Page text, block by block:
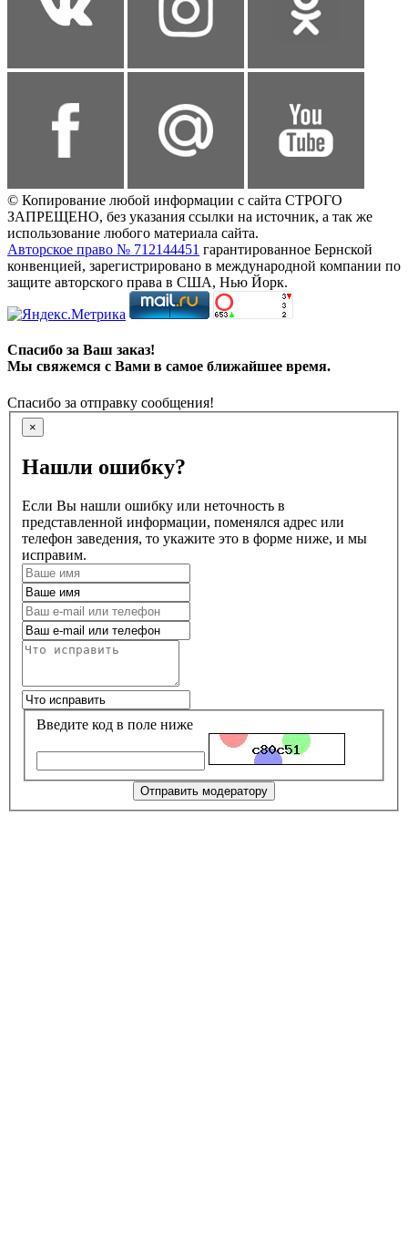
© Копирование любой информации с сайта СТРОГО
ЗАПРЕЩЕНО, без указания ссылки на источник, а так же
использование любого материала сайта.
Авторское право № 712144451 гарантированное Бернской
конвенцией, зарегистрировано в международной компании по
защите авторского права в США, Нью Йорк.
Спасибо за Ваш заказ!
Мы свяжемся с Вами в самое ближайшее время.
Спасибо за отправку сообщения!
×
Нашли ошибку?
Если Вы нашли ошибку или неточность в
представленной информации, поменялся адрес или
телефон заведения, то укажите это в форме ниже, и мы
исправим.
Введите код в поле ниже
Отправить модератору